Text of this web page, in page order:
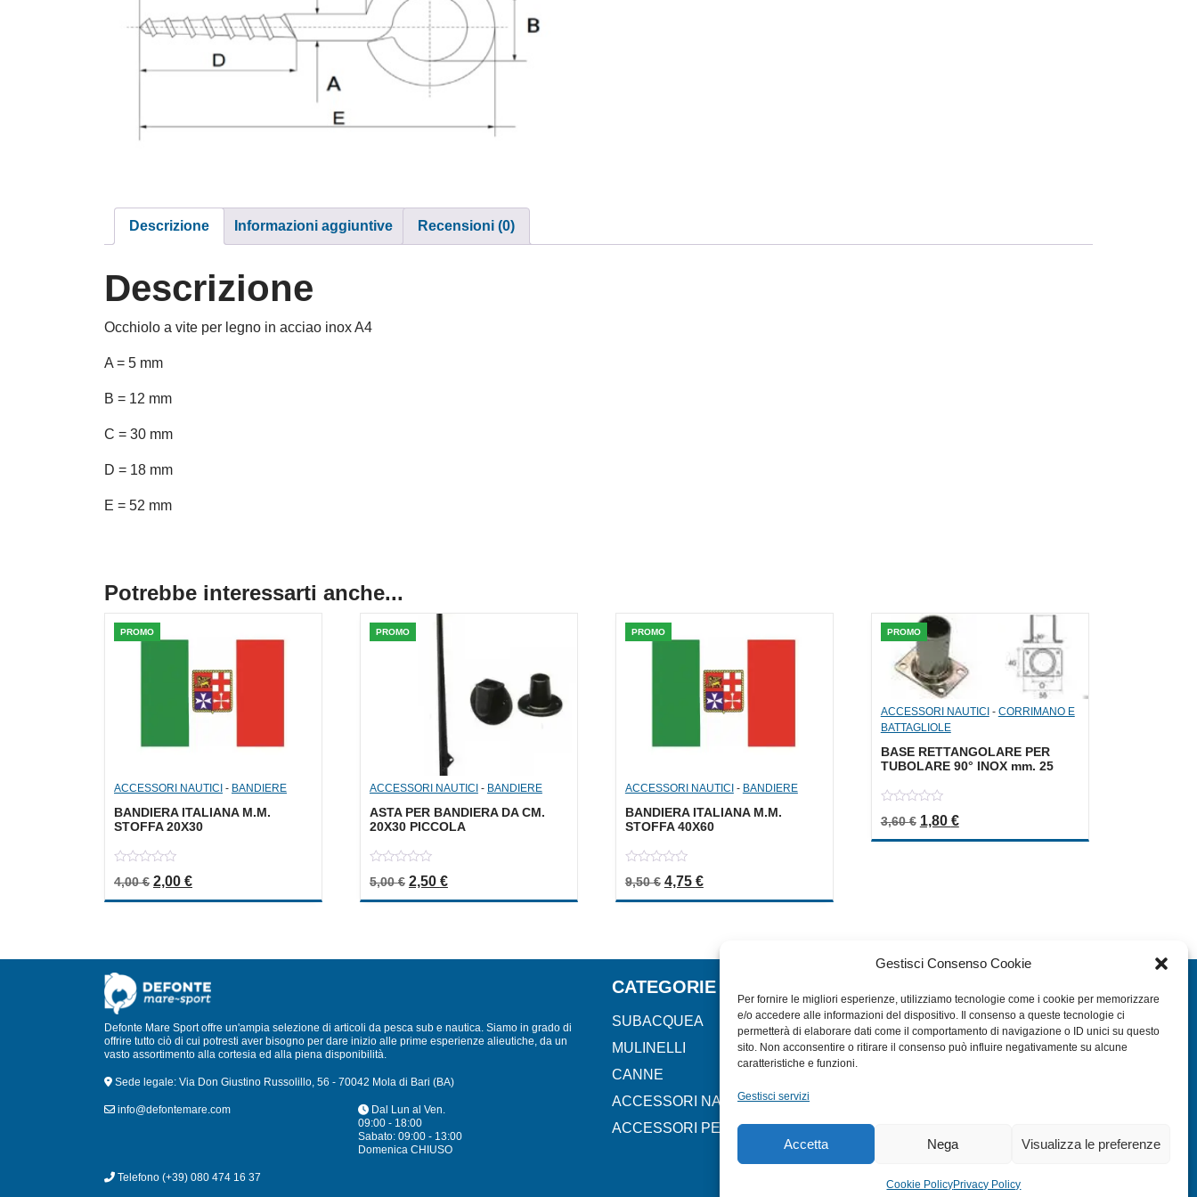
Gestisci Consenso Cookie
Per fornire le migliori esperienze, utilizziamo tecnologie come i cookie per memorizzare
e/o accedere alle informazioni del dispositivo. Il consenso a queste tecnologie ci
permetterà di elaborare dati come il comportamento di navigazione o ID unici su questo
sito. Non acconsentire o ritirare il consenso può influire negativamente su alcune
caratteristiche e funzioni.
Gestisci servizi
Accetta Nega Visualizza le preferenze
Cookie PolicyPrivacy Policy
Descrizione Informazioni aggiuntive Recensioni (0)
Descrizione
Occhiolo a vite per legno in acciao inox A4
A = 5 mm
B = 12 mm
C = 30 mm
D = 18 mm
E = 52 mm
Potrebbe interessarti anche...
PROMO
ACCESSORI NAUTICI - BANDIERE
BANDIERA ITALIANA M.M.
STOFFA 20X30
out
of
4,00€ Il prezzo originale era: 4,00 €.
2,00 €Il prezzo attuale è: 2,00 €.
PROMO
ACCESSORI NAUTICI - BANDIERE
ASTA PER BANDIERA DA CM.
20X30 PICCOLA
out
of
5,00€ Il prezzo originale era: 5,00 €.
2,50 €Il prezzo attuale è: 2,50 €.
PROMO
ACCESSORI NAUTICI - BANDIERE
BANDIERA ITALIANA M.M.
STOFFA 40X60
out
of
9,50€ Il prezzo originale era: 9,50 €.
4,75 €Il prezzo attuale è: 4,75 €.
PROMO
ACCESSORI NAUTICI - CORRIMANO E
BATTAGLIOLE
BASE RETTANGOLARE PER
TUBOLARE 90° INOX mm. 25
out
of
3,60€ Il prezzo originale era: 3,60 €.
1,80 €Il prezzo attuale è: 1,80 €.
Defonte Mare Sport offre un'ampia selezione di articoli da pesca sub e nautica. Siamo in grado di
offrire tutto ciò di cui potresti aver bisogno per dare inizio alle prime esperienze alieutiche, da un
vasto assortimento alla cortesia ed alla piena disponibilità.
Sede legale: Via Don Giustino Russolillo, 56 - 70042 Mola di Bari (BA)
info@defontemare.com
Dal Lun al Ven.
09:00 - 18:00
Sabato: 09:00 - 13:00
Domenica CHIUSO
Telefono (+39) 080 474 16 37
CATEGORIE
SUBACQUEA
MULINELLI
CANNE
ACCESSORI NAUTICI
ACCESSORI PESCA
HOME
SHOP
COOKIE POLICY (UE)
MODULO RESO